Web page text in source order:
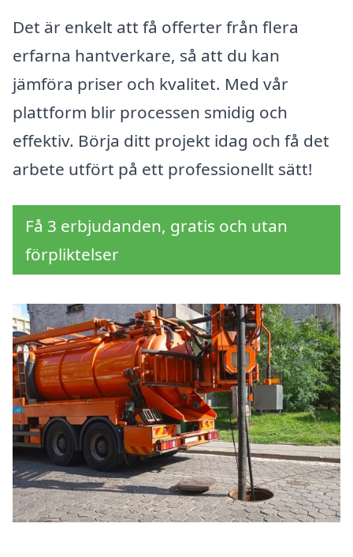
Det är enkelt att få offerter från flera
erfarna hantverkare, så att du kan
jämföra priser och kvalitet. Med vår
plattform blir processen smidig och
effektiv. Börja ditt projekt idag och få det
arbete utfört på ett professionellt sätt!
Få 3 erbjudanden, gratis och utan
förpliktelser